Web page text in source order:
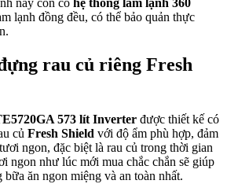
này còn có hệ thống làm lạnh 360
lạnh đồng đều, có thể bảo quản thực
rau củ riêng Fresh
573 lít Inverter được thiết kế có
củ Fresh Shield với độ ẩm phù hợp, đảm
ngon, đặc biệt là rau củ trong thời gian
ngon như lúc mới mua chắc chắn sẽ giúp
ăn ngon miệng và an toàn nhất.